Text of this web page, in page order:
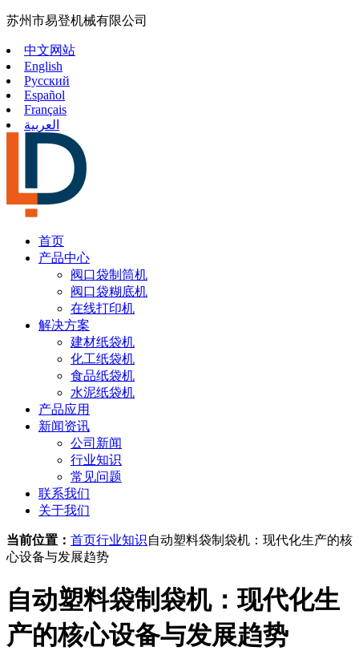
苏州市易登机械有限公司
中文网站
English
Русский
Español
Français
العربية
首页
产品中心
阀口袋制筒机
阀口袋糊底机
在线打印机
解决方案
建材纸袋机
化工纸袋机
食品纸袋机
水泥纸袋机
产品应用
新闻资讯
公司新闻
行业知识
常见问题
联系我们
关于我们
当前位置： 首页行业知识自动塑料袋制袋机：现代化生产的核
心设备与发展趋势
自动塑料袋制袋机：现代化生
产的核心设备与发展趋势